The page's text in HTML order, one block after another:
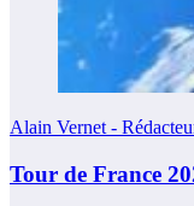
Alain Vernet -
Tour de France